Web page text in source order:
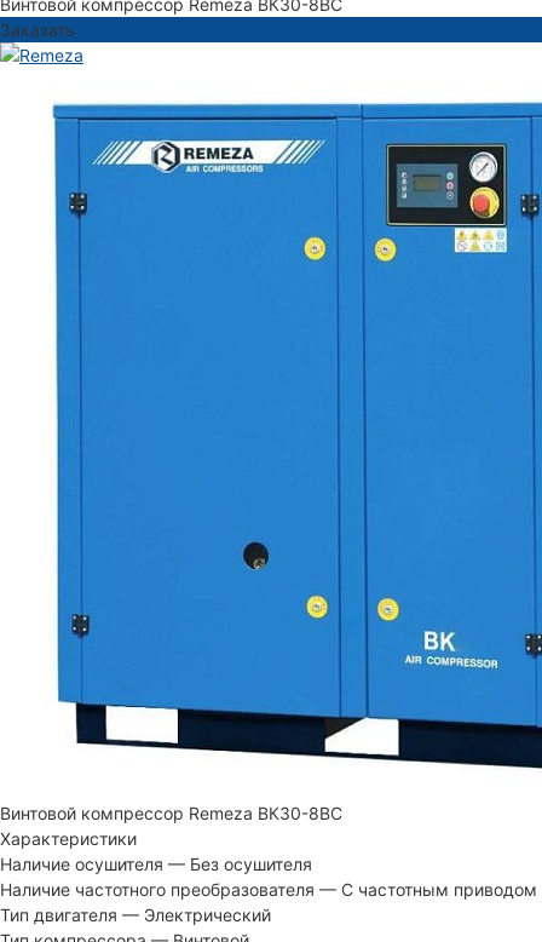
Заказать
Винтовой компрессор Remeza ВК30-8ВС
Характеристики
Наличие осушителя — Без осушителя
Наличие частотного преобразователя — С частотным приводом
Тип двигателя — Электрический